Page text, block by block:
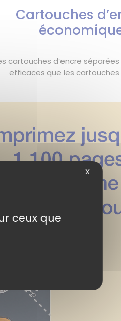
Cartouches
cartouches d’encre
efficaces que les
X
ceux que